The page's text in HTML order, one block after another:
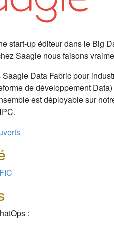
start-up éditeur dans le Big
Saagie nous faisons
Data Fabric pour
de développement
est déployable sur
: